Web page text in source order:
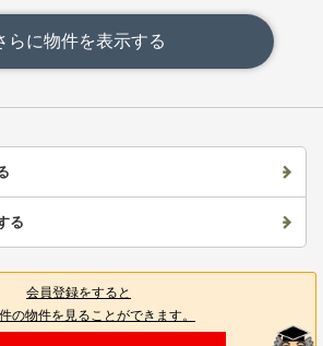
らに物件を表示する
る
会員登録をすると
件の物件を見ることができます。